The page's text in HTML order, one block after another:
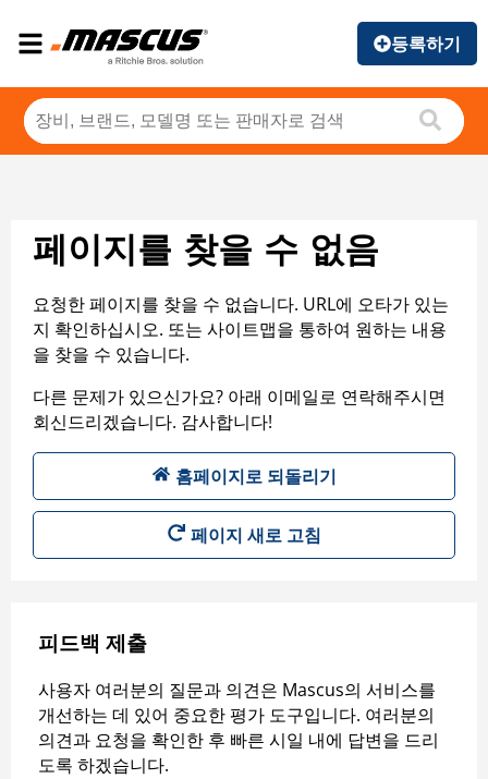
등록하기
페이지를 찾을 수 없음
요청한 페이지를 찾을 수 없습니다. URL에 오타가 있는
지 확인하십시오. 또는 사이트맵을 통하여 원하는 내용
을 찾을 수 있습니다.
다른 문제가 있으신가요? 아래 이메일로 연락해주시면
회신드리겠습니다. 감사합니다!
홈페이지로 되돌리기
페이지 새로 고침
피드백 제출
사용자 여러분의 질문과 의견은 Mascus의 서비스를
개선하는 데 있어 중요한 평가 도구입니다. 여러분의
의견과 요청을 확인한 후 빠른 시일 내에 답변을 드리
도록 하겠습니다.